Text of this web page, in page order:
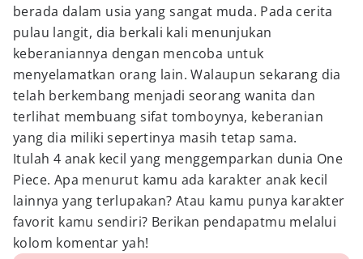
berada dalam usia yang sangat muda. Pada cerita
pulau langit, dia berkali kali menunjukan
keberaniannya dengan mencoba untuk
menyelamatkan orang lain. Walaupun sekarang dia
telah berkembang menjadi seorang wanita dan
terlihat membuang sifat tomboynya, keberanian
yang dia miliki sepertinya masih tetap sama.
Itulah 4 anak kecil yang menggemparkan dunia One
Piece. Apa menurut kamu ada karakter anak kecil
lainnya yang terlupakan? Atau kamu punya karakter
favorit kamu sendiri? Berikan pendapatmu melalui
kolom komentar yah!